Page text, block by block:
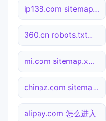
ip138.com sitemap.xml检测
360.cn robots.txt检测
mi.com sitemap.xml检测
chinaz.com sitemap.xml检测
alipay.com 怎么进入